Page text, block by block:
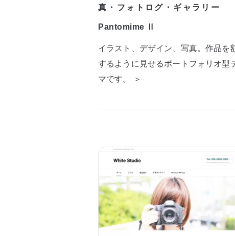
真・フォトログ・ギャラリー
Pantomime Ⅱ
イラスト、デザイン、写真。作品を
するように見せるポートフォリオ型
マです。 ＞